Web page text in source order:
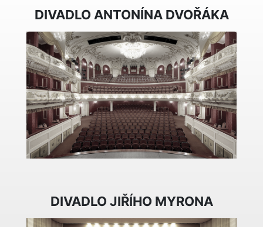
DIVADLO ANTONÍNA DVOŘÁKA
DIVADLO JIŘÍHO MYRONA